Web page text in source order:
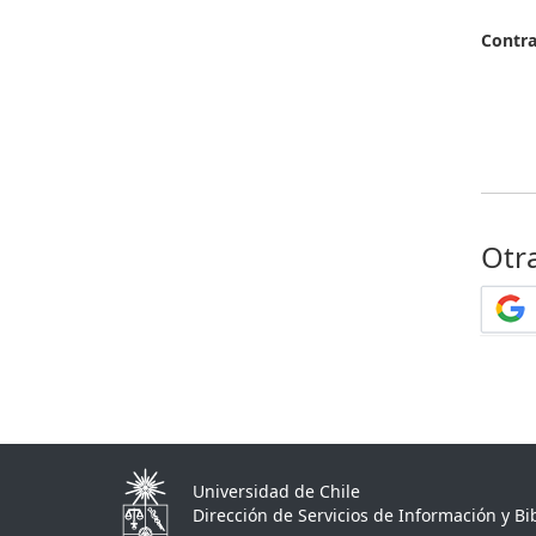
Universidad de Chile
Dirección de Servicios de Información y